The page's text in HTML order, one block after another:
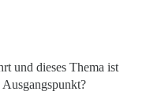
und dieses Thema ist